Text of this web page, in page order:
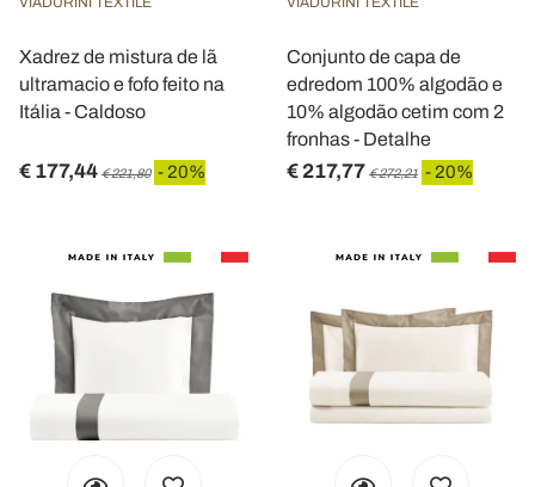
Xadrez de mistura de lã
ultramacio e fofo feito na
Itália - Caldoso
€ 177,44 € 221,80 - 20%
Conjunto de capa de
edredom 100% algodão e
10% algodão cetim com 2
fronhas - Detalhe
€ 217,77 € 272,21 - 20%